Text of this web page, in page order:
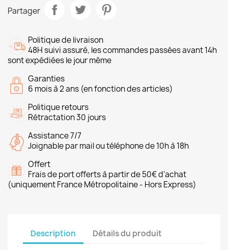
Partager
Politique de livraison
48H suivi assuré, les commandes passées avant 14h
sont expédiées le jour même
Garanties
6 mois à 2 ans (en fonction des articles)
Politique retours
Rétractation 30 jours
Assistance 7/7
Joignable par mail ou téléphone de 10h à 18h
Offert
Frais de port offerts à partir de 50€ d'achat
(uniquement France Métropolitaine - Hors Express)
Description Détails du produit